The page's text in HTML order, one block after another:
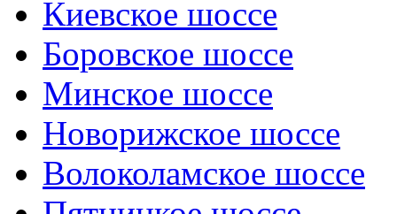
Киевское шоссе
Боровское шоссе
Минское шоссе
Новорижское шоссе
Волоколамское шоссе